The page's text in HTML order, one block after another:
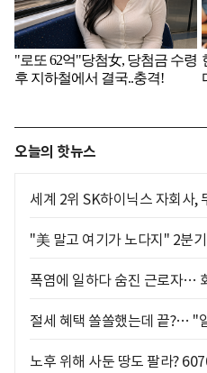
오늘의 핫뉴스
세계 2위 SK하이닉스 자회사,
"美 말고 여기가 노다지" 2분
폭염에 일하다 숨진 근로자…
절세 혜택 쏠쏠했는데 끝?… "
노후 위해 사둔 땅도 팔라?